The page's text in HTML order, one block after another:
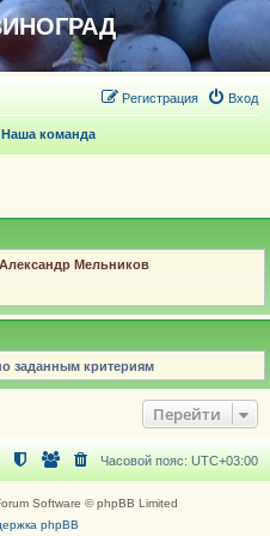
Вход
Регистрация
Наша команда
Александр Мельников
заданным критериям
Перейти
Часовой пояс: UTC+03:00
Software © phpBB Limited
phpBB